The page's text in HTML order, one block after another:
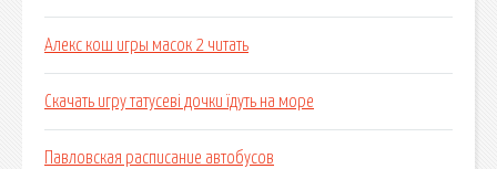
Алекс кош игры масок 2 читать
Скачать игру татусеві дочки їдуть на море
Павловская расписание автобусов